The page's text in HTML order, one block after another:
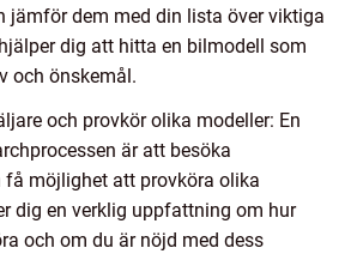
jämför dem med din lista över viktiga
dig att hitta en bilmodell som
och önskemål.
och provkör olika modeller: En
är att besöka
få möjlighet att provköra olika
dig en verklig uppfattning om hur
och om du är nöjd med dess